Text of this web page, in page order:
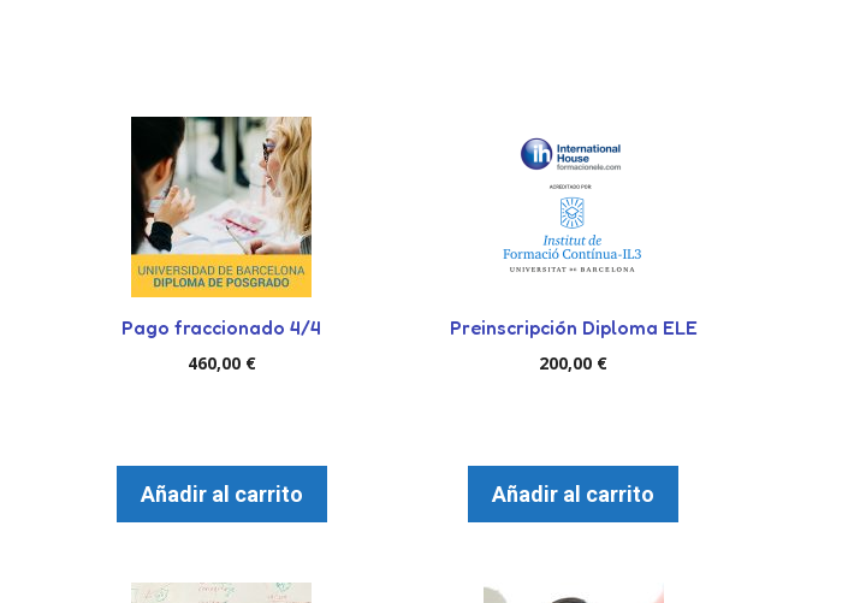
Pago fraccionado 4/4
460,00 €
Añadir al carrito
Preinscripción Diploma ELE
200,00 €
Añadir al carrito